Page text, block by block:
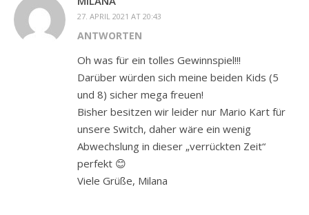
27. APRIL 2021 AT 20:43
ANTWORTEN
Oh was für ein tolles Gewinnspiel!!!
Darüber würden sich meine beiden Kids (5
und 8) sicher mega freuen!
Bisher besitzen wir leider nur Mario Kart für
unsere Switch, daher wäre ein wenig
Abwechslung in dieser „verrückten Zeit“
perfekt 😊
Viele Grüße, Milana